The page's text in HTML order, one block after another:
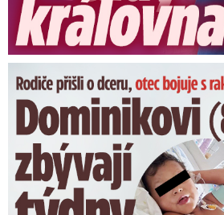
Dominikovi (8) zbývají týdny života: